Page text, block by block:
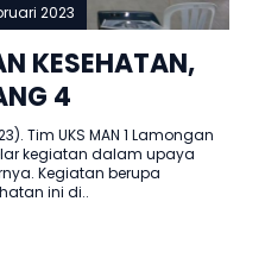
2023
KESEHATAN,
4
KESEHATAN
1 LAMONGAN
Tim UKS MAN 1 Lamongan
kegiatan dalam upaya
Kegiatan berupa
ini di..